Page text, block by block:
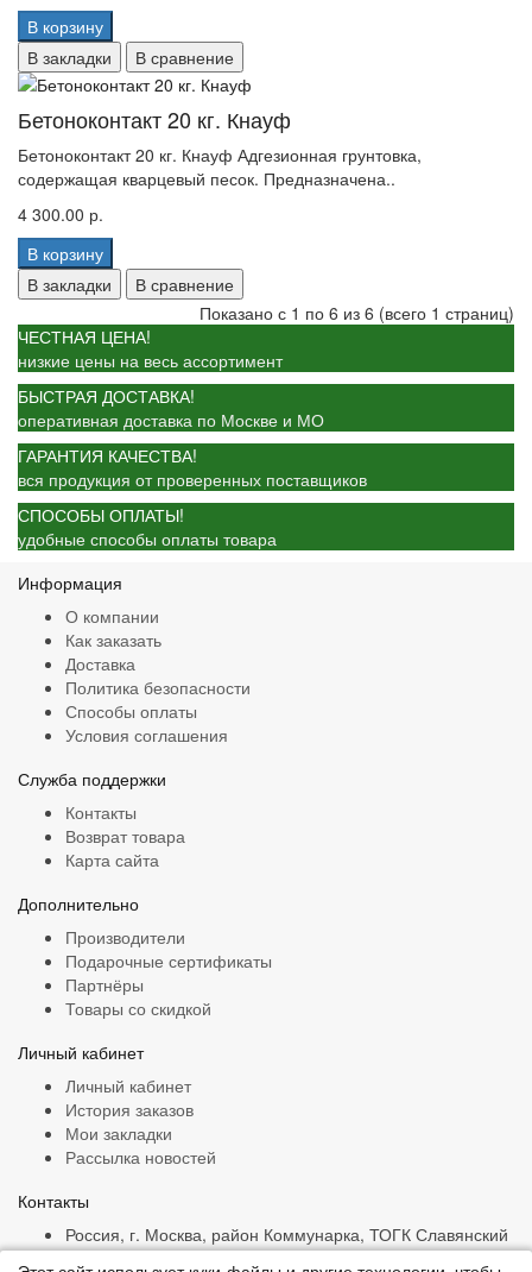
В корзину
В закладки
В сравнение
Бетоноконтакт 20 кг. Кнауф
Бетоноконтакт 20 кг. Кнауф Адгезионная грунтовка,
содержащая кварцевый песок. Предназначена..
4 300.00 р.
В корзину
В закладки
В сравнение
Показано с 1 по 6 из 6 (всего 1 страниц)
ЧЕСТНАЯ ЦЕНА!
низкие цены на весь ассортимент
БЫСТРАЯ ДОСТАВКА!
оперативная доставка по Москве и МО
ГАРАНТИЯ КАЧЕСТВА!
вся продукция от проверенных поставщиков
СПОСОБЫ ОПЛАТЫ!
удобные способы оплаты товара
Информация
О компании
Как заказать
Доставка
Политика безопасности
Способы оплаты
Условия соглашения
Служба поддержки
Контакты
Возврат товара
Карта сайта
Дополнительно
Производители
Подарочные сертификаты
Партнёры
Товары со скидкой
Личный кабинет
Личный кабинет
История заказов
Мои закладки
Рассылка новостей
Контакты
Россия, г. Москва, район Коммунарка, ТОГК Славянский
Мир, ряд Г, 4/3